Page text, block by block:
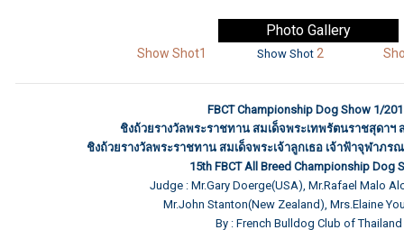
Photo Gallery
Show Shot1 Show Shot 2
FBCT Championship Dog Show 1/
ชิงถ้วยรางวัลพระราชทาน สมเด็จพระเทพรัตนราชสุดาฯ
ชิงถ้วยรางวัลพระราชทาน สมเด็จพระเจ้าลูกเธอ เจ้าฟ้าจุฬาภ
15th FBCT All Breed Championship Dog
Judge : Mr.Gary Doerge(USA), Mr.Rafael Malo
Mr.John Stanton(New Zealand), Mrs.Elaine
By : French Bulldog Club of Thailand